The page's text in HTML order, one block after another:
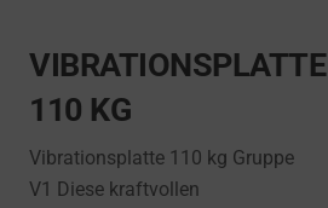
SUCHE
VIBRATIONSPLATTE
110 KG
Vibrationsplatte 110 kg Gruppe
V1 Diese kraftvollen